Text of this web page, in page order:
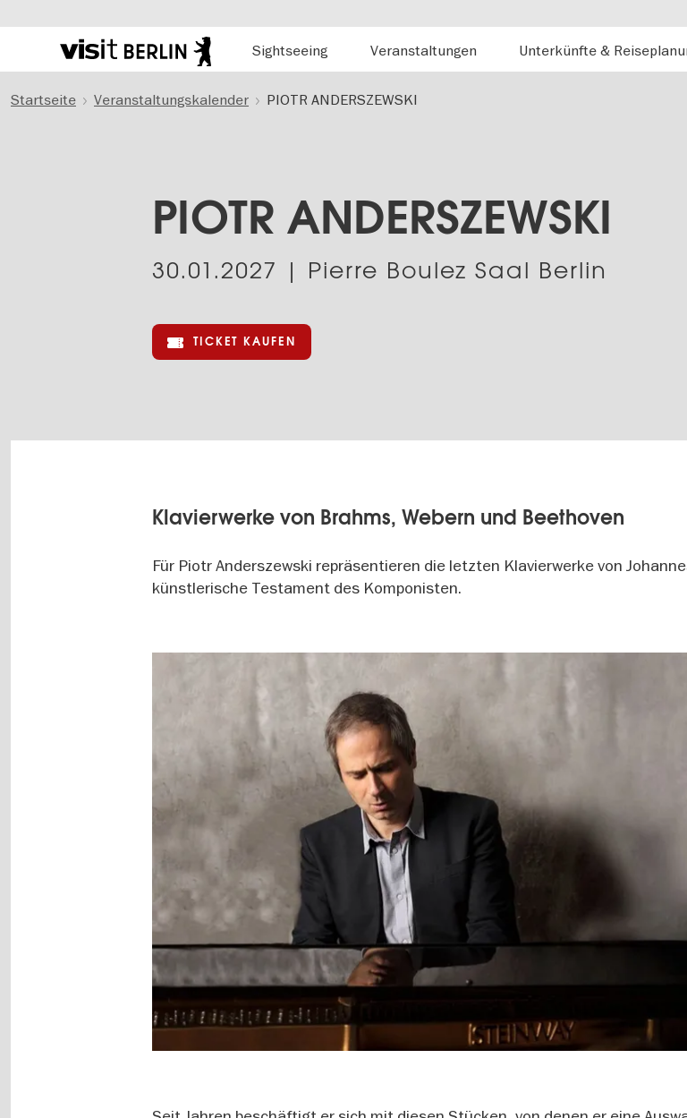
zum
Berlins
Tourismusportal
Sightseeing
Veranstaltungen Unterkünfte &
Startseite Veranstaltungskalender PIOTR ANDERSZEWSKI
PIOTR ANDERSZEWSKI
30.01.2027 | Pierre Boulez Saal Berlin
TICKET KAUFEN
Klavierwerke von Brahms, Webern und Beethoven
Für Piotr Anderszewski repräsentieren die letzten Klavierwerke von
künstlerische Testament des Komponisten.